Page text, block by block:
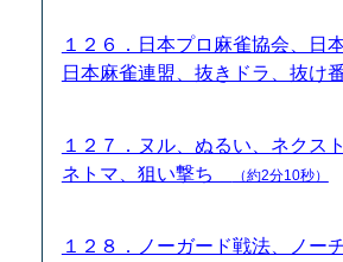
１２６．日本プロ麻雀協会、日
日本麻雀連盟、抜きドラ、抜け
１２７．ヌル、ぬるい、ネクス
ネトマ、狙い撃ち
（約2分10秒）
１２８．ノーガード戦法、ノー